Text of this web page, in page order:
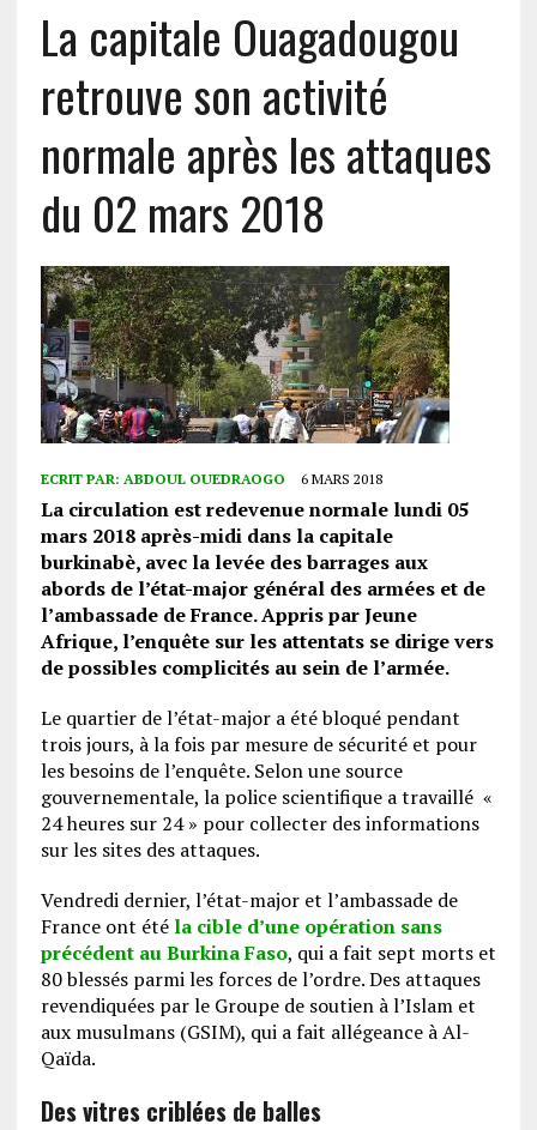
La capitale Ouagadougou
retrouve son activité
normale après les attaques
du 02 mars 2018
ECRIT PAR: ABDOUL OUEDRAOGO 6 MARS 2018
La circulation est redevenue normale lundi 05
mars 2018 après-midi dans la capitale
burkinabè, avec la levée des barrages aux
abords de l’état-major général des armées et de
l’ambassade de France. Appris par Jeune
Afrique, l’enquête sur les attentats se dirige vers
de possibles complicités au sein de l’armée.
Le quartier de l’état-major a été bloqué pendant
trois jours, à la fois par mesure de sécurité et pour
les besoins de l’enquête. Selon une source
gouvernementale, la police scientifique a travaillé «
24 heures sur 24 » pour collecter des informations
sur les sites des attaques.
Vendredi dernier, l’état-major et l’ambassade de
France ont été la cible d’une opération sans
précédent au Burkina Faso, qui a fait sept morts et
80 blessés parmi les forces de l’ordre. Des attaques
revendiquées par le Groupe de soutien à l’Islam et
aux musulmans (GSIM), qui a fait allégeance à Al-
Qaïda.
Des vitres criblées de balles